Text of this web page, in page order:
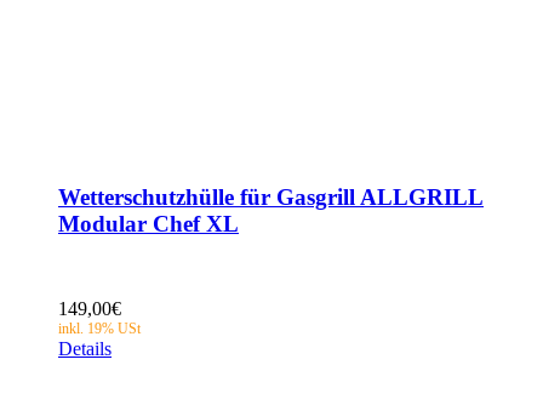
Wetterschutzhülle für Gasgrill ALLGRILL
Modular Chef XL
149,00€
Details